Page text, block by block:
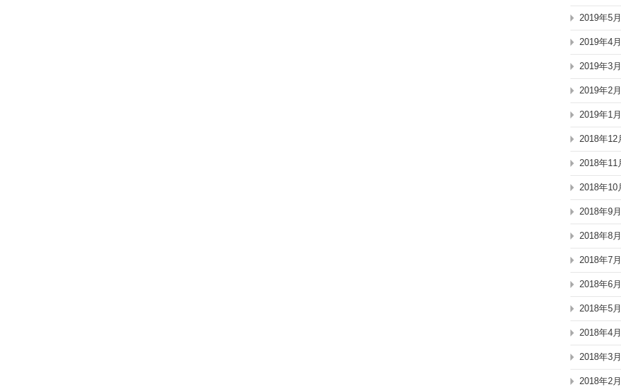
2019年5月
2019年4月
2019年3月
2019年2月
2019年1月
2018年12
2018年11
2018年10
2018年9月
2018年8月
2018年7月
2018年6月
2018年5月
2018年4月
2018年3月
2018年2月